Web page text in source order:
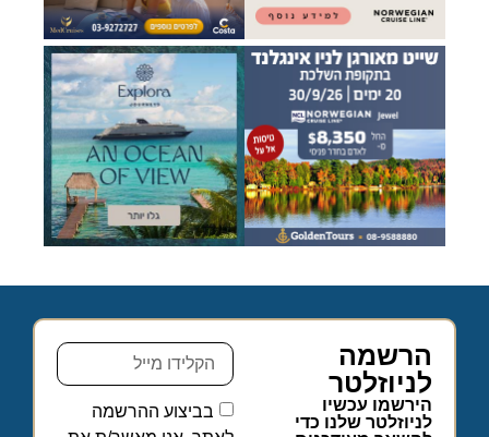
הרשמה
לניוזלטר
הירשמו עכשיו
לניוזלטר שלנו כדי
בביצוע ההרשמה